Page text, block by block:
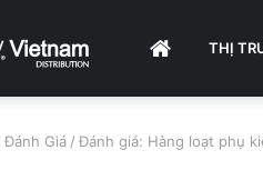
HOMETHỊ
Đánh Giá / Đánh giá: Hàng loạt phụ